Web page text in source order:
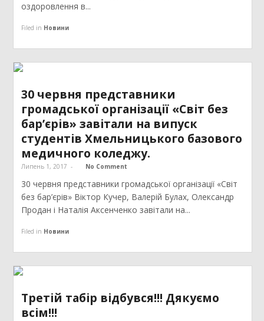
оздоровлення в...
Filed in Новини
30 червня представники
громадської організації «Світ без
бар’єрів» завітали на випуск
студентів Хмельницького базового
медичного коледжу.
Липень 1, 2017 - No Comment
30 червня представники громадської організації «Світ
без бар’єрів» Віктор Кучер, Валерій Булах, Олександр
Продан і Наталія Аксенченко завітали на...
Filed in Новини
Третій табір відбувся!!! Дякуємо
всім!!!